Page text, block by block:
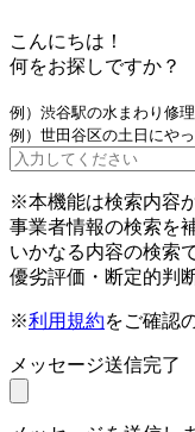
こんにちは！
何をお探しですか？
例）渋谷駅の水まわり修
例）世田谷区の土日にや
※本機能は検索内容
事業者情報の検索を
いかなる内容の検索
優劣評価・断定的判
※利用規約をご確認
メッセージ送信完了